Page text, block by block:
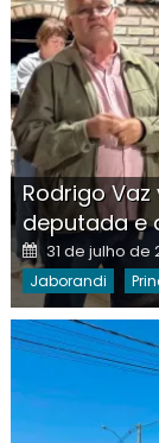
Rodrigo
deputada e
Posted
on
31 de julho de
Jaborandi